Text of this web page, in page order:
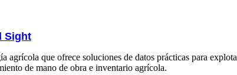
Sight
agrícola que ofrece soluciones de datos prácticas para
de mano de obra e inventario agrícola.